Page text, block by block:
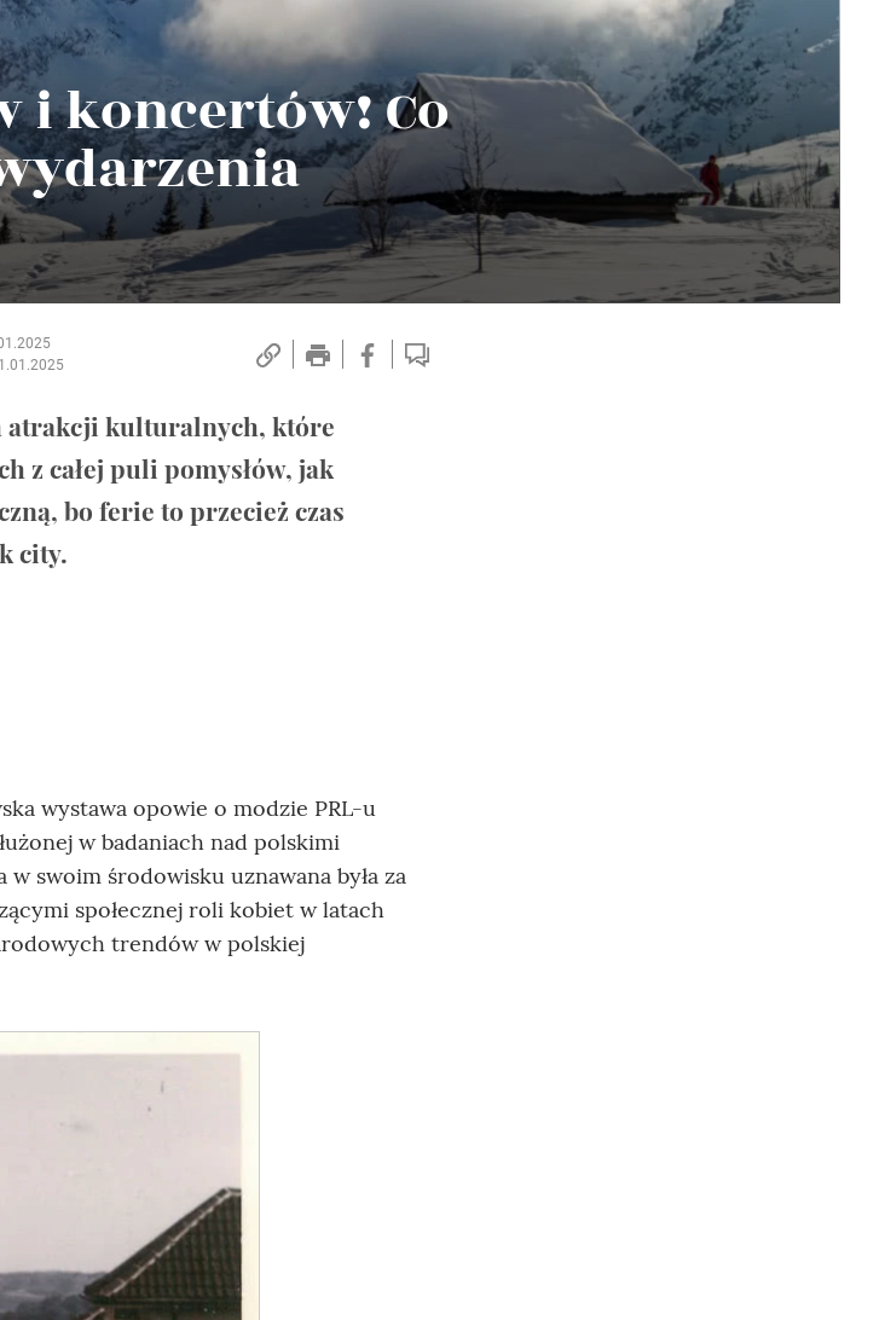
i koncertów! Co
atrakcji kulturalnych, które
z całej puli pomysłów, jak
bo ferie to przecież czas
city.
wystawa opowie o modzie PRL-u
w badaniach nad polskimi
swoim środowisku uznawana była za
społecznej roli kobiet w latach
trendów w polskiej